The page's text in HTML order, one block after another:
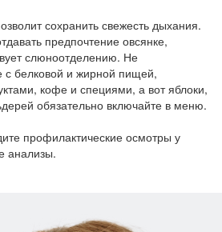
сохранить свежесть дыхания.
предпочтение овсянке,
слюноотделению. Не
с белковой и жирной пищей,
кофе и специями, а вот яблоки,
обязательно включайте в меню.
профилактические осмотры у
анализы.